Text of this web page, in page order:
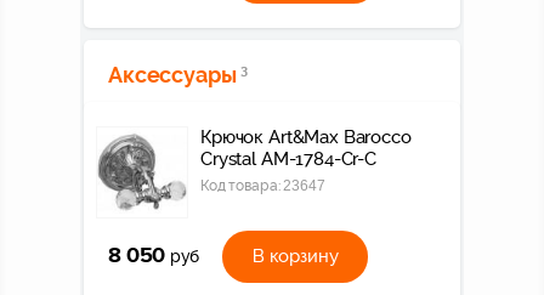
Аксессуары 3
Крючок Art&Max Barocco
Crystal AM-1784-Cr-C
Код товара:23647
8 050 руб В корзину